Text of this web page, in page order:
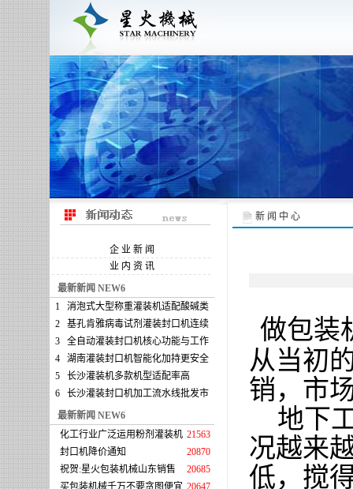
企 业 新 闻
业 内 资 讯
最新新闻 NEW6
1
消泡式大型称重灌装机适配酸碱类
2
基孔肯雅病毒试剂灌装封口机连续
3
全自动灌装封口机核心功能与工作
4
湖南灌装封口机智能化加持更安全
5
长沙灌装机多款机型适配率高
6
长沙灌装封口机加工流水线批发市
最新新闻 NEW6
化工行业广泛运用粉剂灌装机 21563
封口机降价通知
20870
祝贺:星火包装机械山东销售
20685
买包装机械千万不要贪图便宜 20647
新 闻 中 心
做包装
从当初
销，市
地下
况越来
低，搅